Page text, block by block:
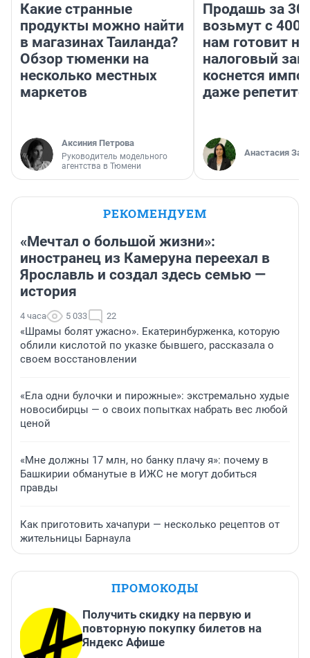
Какие странные
продукты можно найти
в магазинах Таиланда?
Обзор тюменки на
несколько местных
маркетов
Аксиния Петрова
Руководитель модельного
агентства в Тюмени
Продашь за
возьмут с
нам готовит
налоговый
коснется
даже
Анастасия
РЕКОМЕНДУЕМ
«Мечтал о большой жизни»:
иностранец из Камеруна переехал в
Ярославль и создал здесь семью —
история
4 часа 5 033 22
«Шрамы болят ужасно». Екатеринбурженка, которую
облили кислотой по указке бывшего, рассказала о
своем восстановлении
«Ела одни булочки и пирожные»: экстремально худые
новосибирцы — о своих попытках набрать вес любой
ценой
«Мне должны 17 млн, но банку плачу я»: почему в
Башкирии обманутые в ИЖС не могут добиться
правды
Как приготовить хачапури — несколько рецептов от
жительницы Барнаула
ПРОМОКОДЫ
Получить скидку на первую и
повторную покупку билетов на
Яндекс Афише